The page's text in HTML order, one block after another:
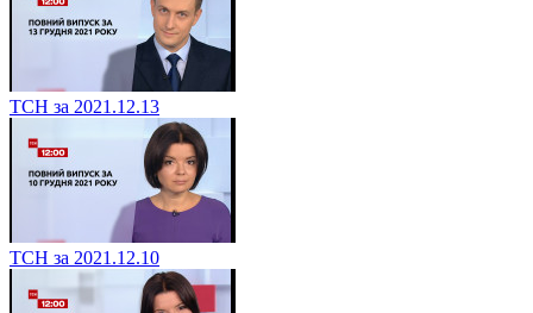
ТСН за 2021.12.13
ТСН за 2021.12.10